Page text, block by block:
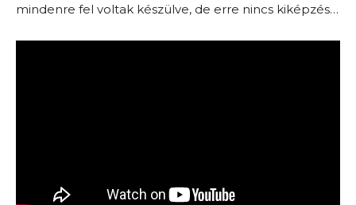
mindenre fel voltak készülve, de erre nincs kiképzés…